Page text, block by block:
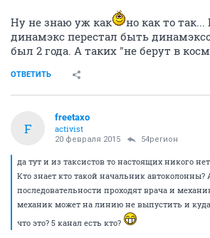
Ну не знаю уж как
но как то
динамэкс перестал быть
был 2 года. А таких "не берут в
ОТВЕТИТЬ
F
freetaxo
activist
20 февраля 2015 54регион
да тут и из таксистов то настоящих никого
Кто знает кто такой начальник автоколонны?
последовательности проходят врача и
механик может на линию не выпустить и
что это? 5 канал есть кто?